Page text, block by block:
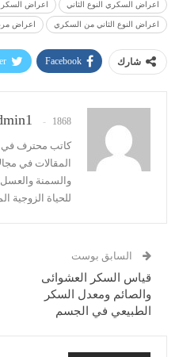
اعراض السكري النوع الثاني اعراض
اعراض النوع الثاني من السكري اعراض
شارك Facebook
1868 المشاركات
كاتب محترف في
المقالات في
والسمنة والعسل
للحياة الزوجية
السابق بوست
قياس السكر العشوائى
والصائم ومعدل السكر
الطبيعي في الجسم